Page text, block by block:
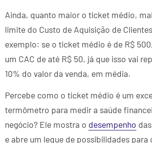
Ainda, quanto maior o ticket médio,
limite do Custo de Aquisição de
exemplo: se o ticket médio é de R$
um CAC de até R$ 50, já que isso vai
10% do valor da venda, em média.
Percebe como o ticket médio é um
termômetro para medir a saúde
negócio? Ele mostra o desempenho
e abre um leque de possibilidades para